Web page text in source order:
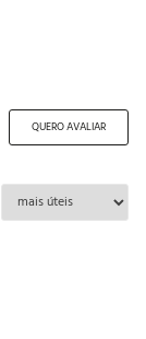
QUERO AVALIAR